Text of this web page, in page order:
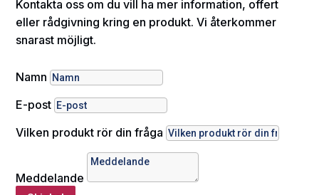
Kontakta oss om du vill ha mer information, offert
eller rådgivning kring en produkt. Vi återkommer
snarast möjligt.
Namn
E-post
Vilken produkt rör din fråga
Meddelande